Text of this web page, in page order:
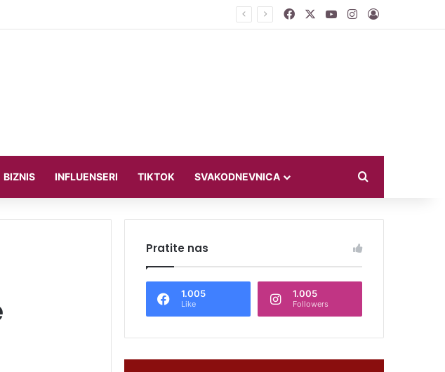
Leotom oduševila pozirajući u bikiniju FacebookYouTubeInstagram
Log In
BIZNIS INFLUENSERI TIKTOK SVAKODNEVNICA
Pratite nas
1.005
Like
1.005
Followers